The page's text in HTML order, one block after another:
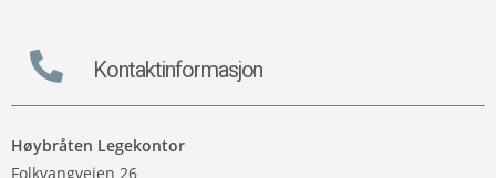
Kontaktinformasjon
Høybråten Legekontor
Folkvangveien 26